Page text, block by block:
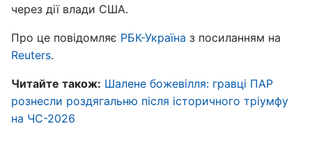
через дії влади США.
Про це повідомляє РБК-Україна з посиланням на
Reuters.
Читайте також: Шалене божевілля: гравці ПАР
рознесли роздягальню після історичного тріумфу
на ЧС-2026